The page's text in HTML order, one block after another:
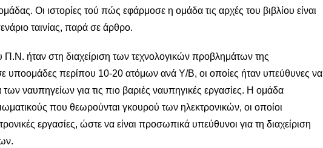
Οι ιστορίες τού πώς εφάρμοσε η ομάδα τις αρχές του βιβλίου είναι
ταινίας, παρά σε άρθρο.
ήταν στη διαχείριση των τεχνολογικών προβλημάτων της
περίπου 10-20 ατόμων ανά Υ/Β, οι οποίες ήταν υπεύθυνες να
ναυπηγείων για τις πιο βαριές ναυπηγικές εργασίες. Η ομάδα
που θεωρούνται γκουρού των ηλεκτρονικών, οι οποίοι
εργασίες, ώστε να είναι προσωπικά υπεύθυνοι για τη διαχείριση